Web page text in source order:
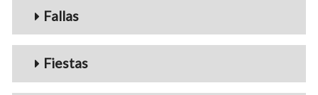
Fallas
Fiestas